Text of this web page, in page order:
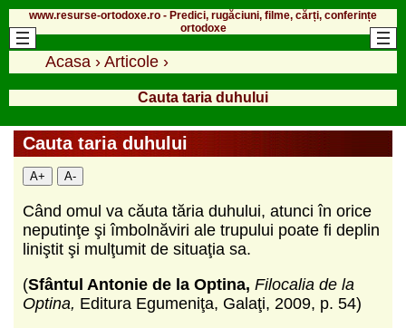
www.resurse-ortodoxe.ro - Predici, rugăciuni, filme, cărți, conferințe
ortodoxe
Acasa › Articole ›
Cauta taria duhului
Cauta taria duhului
A+ A-
Când omul va căuta tăria duhului, atunci în orice
neputinţe şi îmbolnăviri ale trupului poate fi deplin
liniştit şi mulţumit de situaţia sa.
(Sfântul Antonie de la Optina, Filocalia de la
Optina, Editura Egumeniţa, Galaţi, 2009, p. 54)